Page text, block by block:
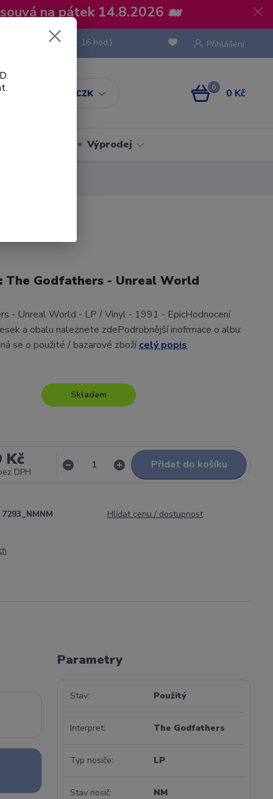
na pátek 14.8.2026 🐋
CZK
Přihlášení
(Po-Pá, 8 - 16 hod.)
0 0 Kč
Výprodej
The Godfathers - Unreal World
- Unreal World - LP / Vinyl - 1991 - EpicHodnocení
a obalu naleznete zdePodrobnější inofrmace o albu:
se o použité / bazarové zbožícelý popis
Skladem
Kč
DPH
Přidat do košíku
7293_NMNM Hlídat cenu / dostupnost
Parametry
Stav Použitý
Interpret The Godfathers
Typ nosiče LP
Stav nosič NM